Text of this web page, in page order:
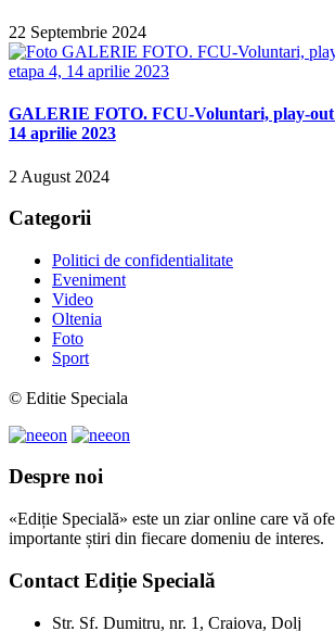
22 Septembrie 2024
GALERIE FOTO. FCU-Voluntari, play-out
14 aprilie 2023
2 August 2024
Categorii
Politici de confidentialitate
Eveniment
Video
Oltenia
Foto
Sport
© Editie Speciala
Despre noi
«Ediție Specială» este un ziar online care vă
importante știri din fiecare domeniu de interes.
Contact Ediție Specială
Str. Sf. Dumitru, nr. 1, Craiova, Dolj